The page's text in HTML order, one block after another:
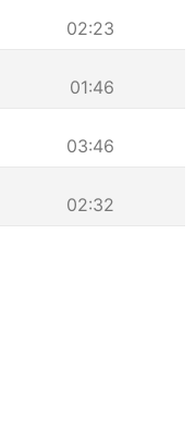
02:23
01:46
03:46
02:32